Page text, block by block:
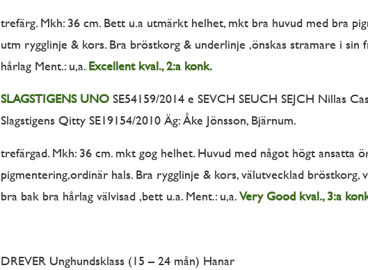
trefärg. Mkh: 36 cm. Bett u.a utmärkt helhet, mkt bra huvud med bra
utm rygglinje & kors. Bra bröstkorg & underlinje ,önskas stramare i sin
hårlag Ment.: u,a. Excellent kval., 2:a konk.
SLAGSTIGENS UNO SE54159/2014 e SEVCH SEUCH SEJCH Nillas
Slagstigens Qitty SE19154/2010 Äg: Åke Jönsson, Bjärnum.
trefärgad. Mkh: 36 cm. mkt gog helhet. Huvud med något högt ansatta
pigmentering,ordinär hals. Bra rygglinje & kors, välutvecklad bröstkorg,
bra bak bra hårlag välvisad ,bett u.a. Ment.: u,a.Very Good kval., 3:a
DREVER Unghundsklass (15 – 24 mån) Hanar